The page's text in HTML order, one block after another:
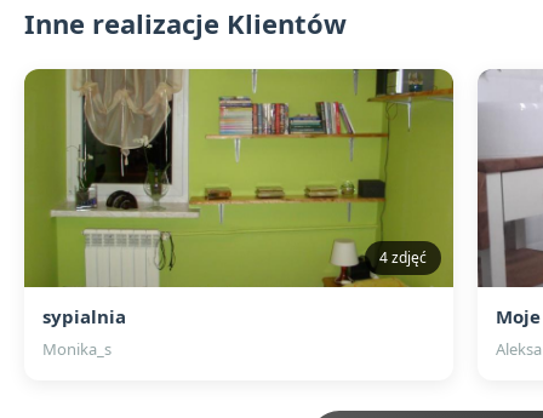
Inne realizacje Klientów
4 zdjęć
sypialnia
Monika_s